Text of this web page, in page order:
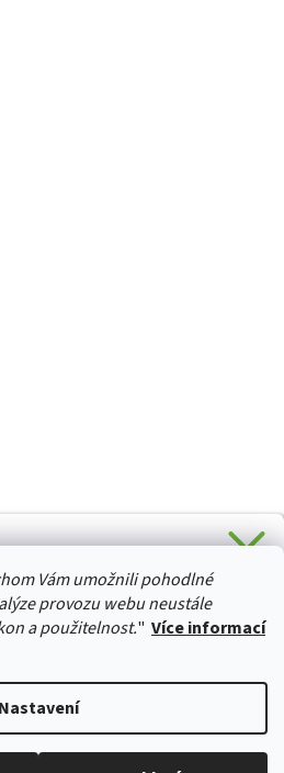
Vám umožnili pohodlné
provozu webu neustále
a použitelnost." Více informací
Nastavení
COLLECTION.CZ
. Všechna práva vyhrazena.Upravit
novinek z našeho obchodu a je
Vaše :)
se přihlásit
osobních údajů